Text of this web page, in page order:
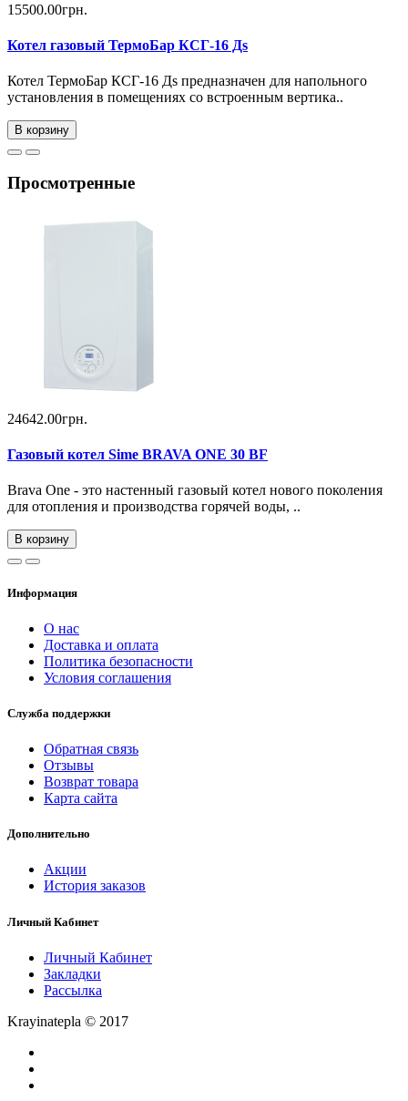
15500.00грн.
Котел газовый ТермоБар КСГ-16 Дs
Котел ТермоБар КСГ-16 Дs предназначен для напольного
установления в помещениях со встроенным вертика..
В корзину
Просмотренные
24642.00грн.
Газовый котел Sime BRAVA ONE 30 BF
Brava One - это настенный газовый котел нового поколения
для отопления и производства горячей воды, ..
В корзину
Информация
О нас
Доставка и оплата
Политика безопасности
Условия соглашения
Служба поддержки
Обратная связь
Отзывы
Возврат товара
Карта сайта
Дополнительно
Акции
История заказов
Личный Кабинет
Личный Кабинет
Закладки
Рассылка
Krayinatepla © 2017